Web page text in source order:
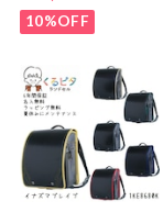
ドセル 1kh8680k
10%OFF